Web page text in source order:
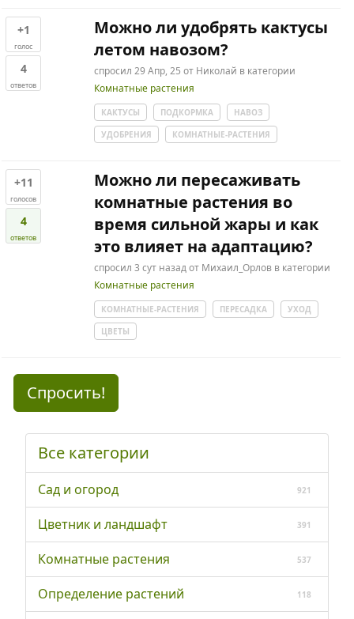
+1
голос
4
ответов
Можно ли удобрять кактусы
летом навозом?
спросил 29 Апр, 25 от Николай в категории
Комнатные растения
КАКТУСЫ ПОДКОРМКА
НАВОЗ
УДОБРЕНИЯ
КОМНАТНЫЕ-РАСТЕНИЯ
+11
голосов
4
ответов
Можно ли пересаживать
комнатные растения во
время сильной жары и как
это влияет на адаптацию?
спросил 3 сутназад от Михаил_Орлов в категории
Комнатные растения
КОМНАТНЫЕ-РАСТЕНИЯ ПЕРЕСАДКА
УХОД
ЦВЕТЫ
Спросить!
Все категории
Сад и огород 921
Цветник и ландшафт 391
Комнатные растения 537
Определение растений 118